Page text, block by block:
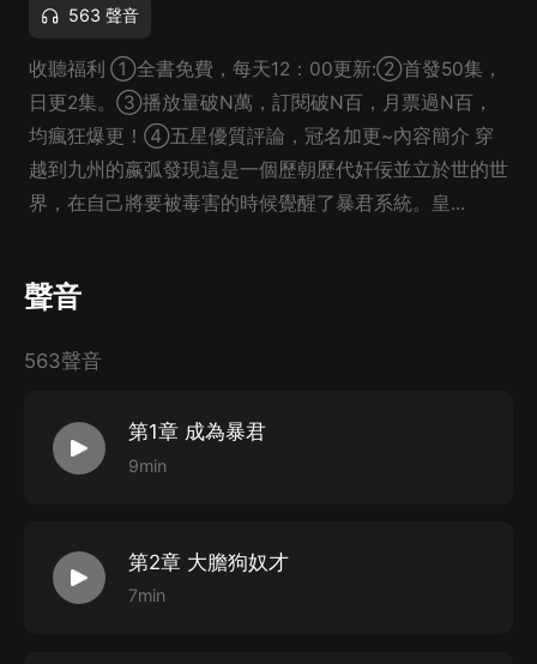
563 聲音
收聽福利 ①全書免費，每天12：00更新:②首發50集，
日更2集。③播放量破N萬，訂閱破N百，月票過N百，
均瘋狂爆更！④五星優質評論，冠名加更~內容簡介 穿
越到九州的嬴弧發現這是一個歷朝歷代奸佞並立於世的世
界，在自己將要被毒害的時候覺醒了暴君系統。皇...
聲音
563聲音
第1章 成為暴君
9min
第2章 大膽狗奴才
7min